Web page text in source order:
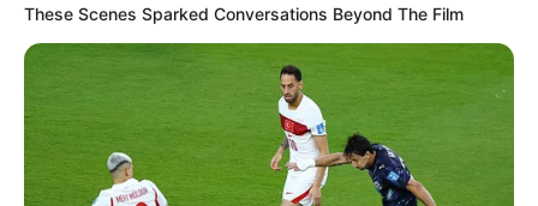
These Scenes Sparked Conversations Beyond The Film